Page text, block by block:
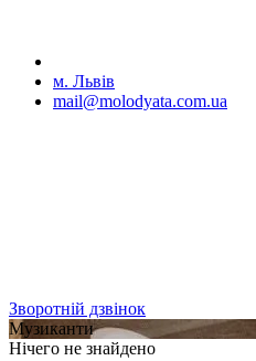
м. Львів
mail@molodyata.com.ua
Зворотній дзвінок
Музиканти
Нічего не знайдено